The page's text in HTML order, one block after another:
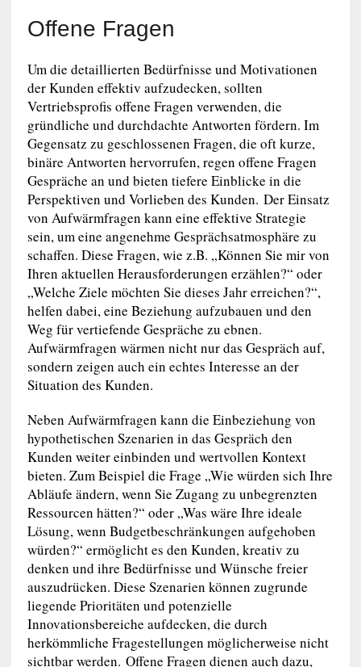
Offene Fragen
Um die detaillierten Bedürfnisse und Motivationen
der Kunden effektiv aufzudecken, sollten
Vertriebsprofis offene Fragen verwenden, die
gründliche und durchdachte Antworten fördern. Im
Gegensatz zu geschlossenen Fragen, die oft kurze,
binäre Antworten hervorrufen, regen offene Fragen
Gespräche an und bieten tiefere Einblicke in die
Perspektiven und Vorlieben des Kunden. Der Einsatz
von Aufwärmfragen kann eine effektive Strategie
sein, um eine angenehme Gesprächsatmosphäre zu
schaffen. Diese Fragen, wie z.B. „Können Sie mir von
Ihren aktuellen Herausforderungen erzählen?“ oder
„Welche Ziele möchten Sie dieses Jahr erreichen?“,
helfen dabei, eine Beziehung aufzubauen und den
Weg für vertiefende Gespräche zu ebnen.
Aufwärmfragen wärmen nicht nur das Gespräch auf,
sondern zeigen auch ein echtes Interesse an der
Situation des Kunden.
Neben Aufwärmfragen kann die Einbeziehung von
hypothetischen Szenarien in das Gespräch den
Kunden weiter einbinden und wertvollen Kontext
bieten. Zum Beispiel die Frage „Wie würden sich Ihre
Abläufe ändern, wenn Sie Zugang zu unbegrenzten
Ressourcen hätten?“ oder „Was wäre Ihre ideale
Lösung, wenn Budgetbeschränkungen aufgehoben
würden?“ ermöglicht es den Kunden, kreativ zu
denken und ihre Bedürfnisse und Wünsche freier
auszudrücken. Diese Szenarien können zugrunde
liegende Prioritäten und potenzielle
Innovationsbereiche aufdecken, die durch
herkömmliche Fragestellungen möglicherweise nicht
sichtbar werden. Offene Fragen dienen auch dazu,